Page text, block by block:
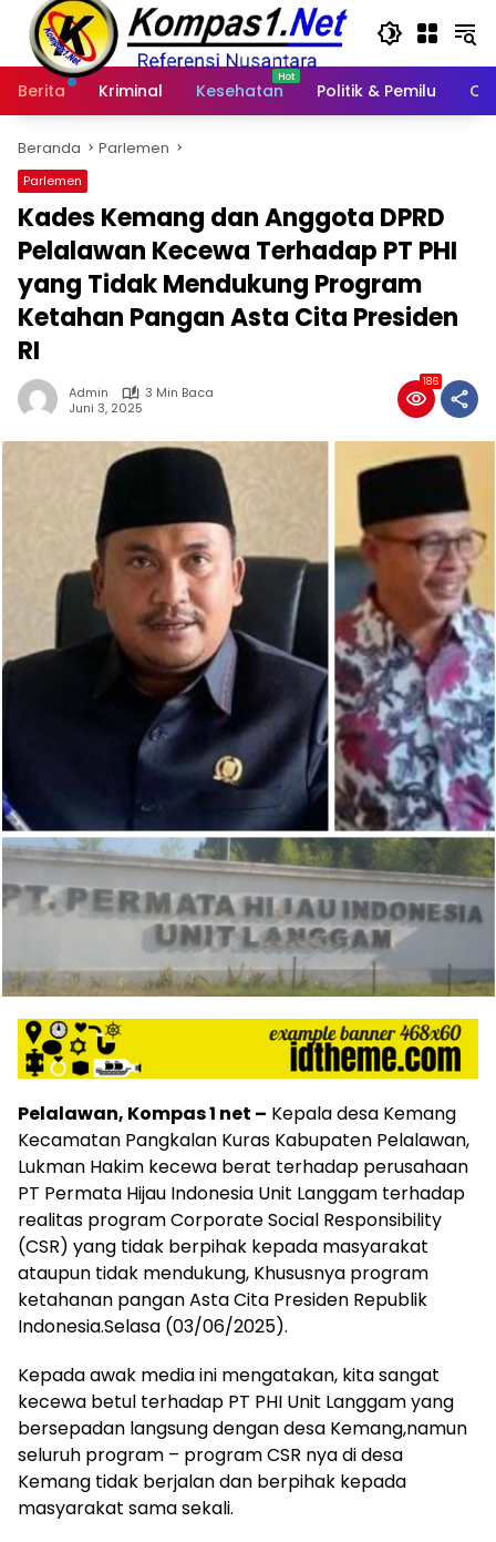
Langsung
konten
Berita
Kriminal Kesehatan Politik & Pemilu
Beranda Parlemen
Parlemen
Kades Kemang dan Anggota DPRD
Pelalawan Kecewa Terhadap PT PHI
yang Tidak Mendukung Program
Ketahan Pangan Asta Cita Presiden
RI
Admin
3 Min Baca
Juni 3, 2025
186
Pelalawan, Kompas 1 net – Kepala desa Kemang
Kecamatan Pangkalan Kuras Kabupaten Pelalawan,
Lukman Hakim kecewa berat terhadap perusahaan
PT Permata Hijau Indonesia Unit Langgam terhadap
realitas program Corporate Social Responsibility
(CSR) yang tidak berpihak kepada masyarakat
ataupun tidak mendukung, Khususnya program
ketahanan pangan Asta Cita Presiden Republik
Indonesia.Selasa (03/06/2025).
Kepada awak media ini mengatakan, kita sangat
kecewa betul terhadap PT PHI Unit Langgam yang
bersepadan langsung dengan desa Kemang,namun
seluruh program – program CSR nya di desa
Kemang tidak berjalan dan berpihak kepada
masyarakat sama sekali.